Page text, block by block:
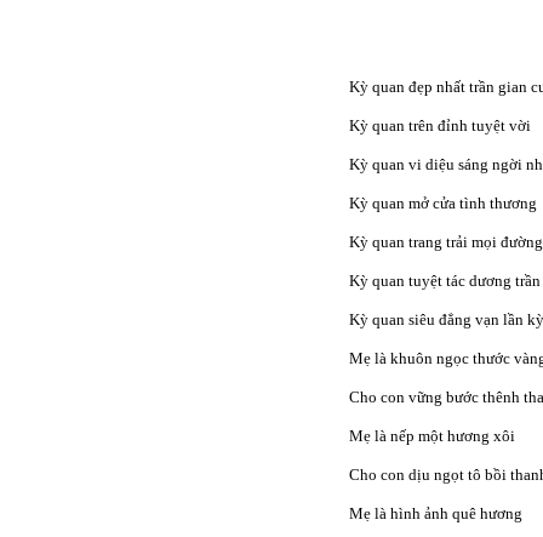
Kỳ quan đẹp nhất trần gian
Kỳ quan trên đỉnh tuyệt vời
Kỳ quan vi diệu sáng ngời
Kỳ quan mở cửa tình thương
Kỳ quan trang trải mọi
Kỳ quan tuyệt tác dương trần
Kỳ quan siêu đẳng vạn lần
Mẹ là khuôn ngọc thước
Cho con vững bước thênh
Mẹ là nếp một hương xôi
Cho con dịu ngọt tô bồi
Mẹ là hình ảnh quê hương